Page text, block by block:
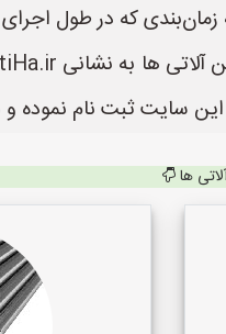
سایت ثبت نام نموده
ها